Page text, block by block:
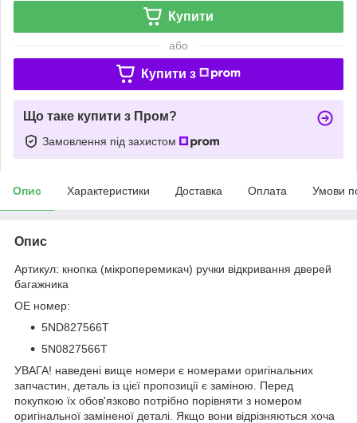
Купити
або
Купити з
Що таке купити з Пром?
Замовлення під захистом
Опис Характеристики Доставка Оплата Умови
Опис
Артикул: кнопка (мікроперемикач) ручки відкривання дверей
багажника
OE номер:
5ND827566T
5N0827566T
УВАГА! наведені вище номери є номерами оригінальних
запчастин, деталь із цієї пропозиції є заміною. Перед
покупкою їх обов'язково потрібно порівняти з номером
оригінальної заміненої деталі. Якщо вони відрізняються хоча